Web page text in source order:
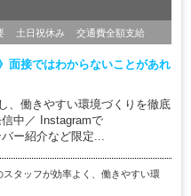
土日祝休み 交通費全額支給
面接ではわからないことがあれ
、働きやすい環境づくりを徹底
中／ Instagramで
ー紹介など限定...
タッフが効率よく、働きやすい環